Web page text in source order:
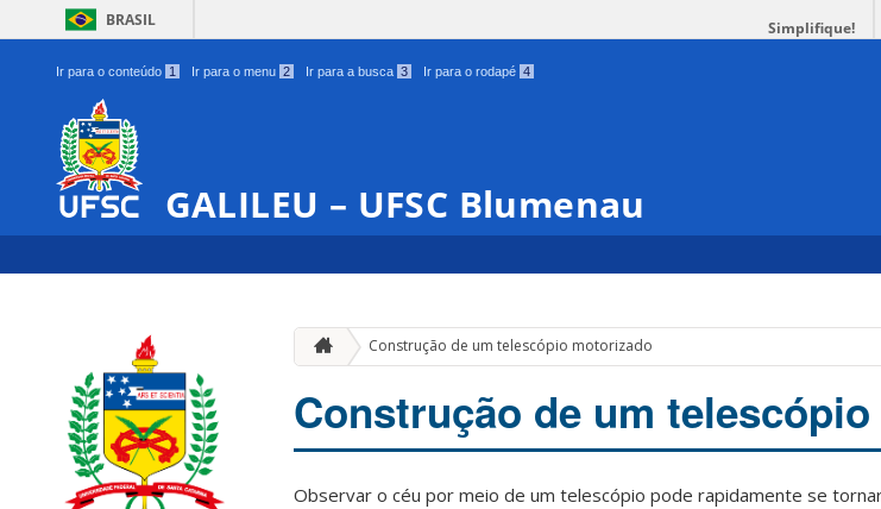
BRASIL Simplifique!
Ir para o conteúdo 1 Ir para o menu 2 Ir para a busca 3 Ir para o rodapé 4
GALILEU – UFSC Blumenau
Construção de um telescópio motorizado
Construção de um
Observar o céu por meio de um telescópio pode rapidamente se